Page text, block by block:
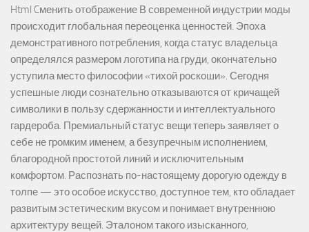
Html Cменить отображение В современной индустрии моды
происходит глобальная переоценка ценностей. Эпоха
демонстративного потребления, когда статус владельца
определялся размером логотипа на груди, окончательно
уступила место философии «тихой роскоши». Сегодня
успешные люди сознательно отказываются от кричащей
символики в пользу сдержанности и интеллектуального
гардероба. Премиальный статус вещи теперь заявляет о
себе не громким именем, а безупречным исполнением,
благородной простотой линий и исключительным
комфортом. Распознать по-настоящему дорогую одежду в
толпе — это особое искусство, доступное тем, кто обладает
развитым эстетическим вкусом и понимает внутреннюю
архитектуру вещей. Эталоном такого изысканного,